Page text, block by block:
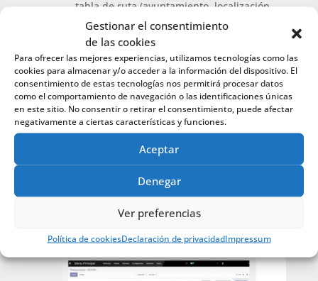
Gestionar el consentimiento
de las cookies
Para ofrecer las mejores experiencias, utilizamos tecnologías como las
cookies para almacenar y/o acceder a la información del dispositivo. El
consentimiento de estas tecnologías nos permitirá procesar datos
como el comportamiento de navegación o las identificaciones únicas
en este sitio. No consentir o retirar el consentimiento, puede afectar
negativamente a ciertas características y funciones.
Aceptar
Denegar
Ver preferencias
Política de cookiesDeclaración de privacidadImpressum
tabla de ruta (ayuntamiento, localización,
dirección,
operación, detalle operación, inicio, fin
Materiales: tipo servicio, material,
referencia, tarifa, cantidad, unidades,
descuento, proveedor, pedido , nº pedido,
albarán proveedor, material, servicio,
subtotal
: referencia pedido, referencia
: nombre, última actualización